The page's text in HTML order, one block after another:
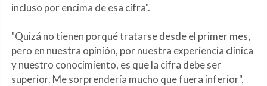
incluso por encima de esa cifra".
"Quizá no tienen porqué tratarse desde el primer mes,
pero en nuestra opinión, por nuestra experiencia clínica
y nuestro conocimiento, es que la cifra debe ser
superior. Me sorprendería mucho que fuera inferior",